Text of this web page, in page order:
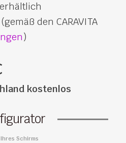
den CARAVITA
)
kostenlos
Schirms